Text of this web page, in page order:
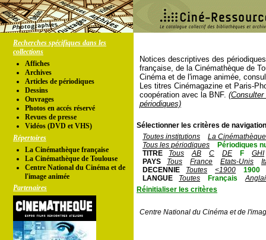
Recherches spécifiques dans les
collections
Affiches
Archives
Articles de périodiques
Dessins
Ouvrages
Photos en accés réservé
Revues de presse
Vidéos (DVD et VHS)
Répertoires
La Cinémathèque française
La Cinémathèque de Toulouse
Centre National du Cinéma et de
l'image animée
Partenaires
Notices descriptives des
française, de la Cinémathèque de
Cinéma et de l'image animée,
Les titres Cinémagazine et Paris-
coopération avec la BNF.
périodiques)
Sélectionner les critères de
Toutes institutions
La
Tous les périodiques
Périodiques
TITRE
Tous AB C DE F
GHI
PAYS
Tous France Etats-Unis
DECENNIE
Toutes <1900
1900
LANGUE
Toutes Français
Réinitialiser les critères
Centre National du Cinéma et de